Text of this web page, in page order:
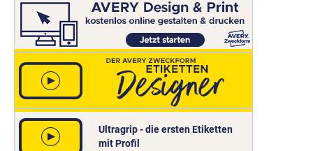
Ultragrip - die ersten Etiketten
mit Profil